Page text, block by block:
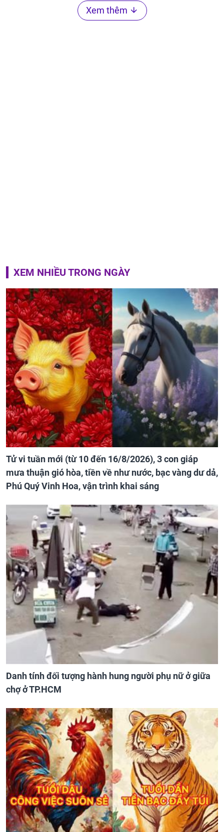
Xem thêm
XEM NHIỀU TRONG NGÀY
Tử vi tuần mới (từ 10 đến 16/8/2026), 3 con giáp
mưa thuận gió hòa, tiền về như nước, bạc vàng dư dả,
Phú Quý Vinh Hoa, vận trình khai sáng
Danh tính đối tượng hành hung người phụ nữ ở giữa
chợ ở TP.HCM